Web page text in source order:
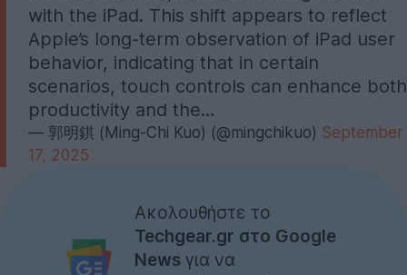
with the iPad. This shift appears to reflect
Apple’s long-term observation of iPad user
behavior, indicating that in certain
scenarios, touch controls can enhance both
productivity and the…
— 郭明錤 (Ming-Chi Kuo) (@mingchikuo) September
17, 2025
Ακολουθήστε το
Techgear.gr στο Google
News για να